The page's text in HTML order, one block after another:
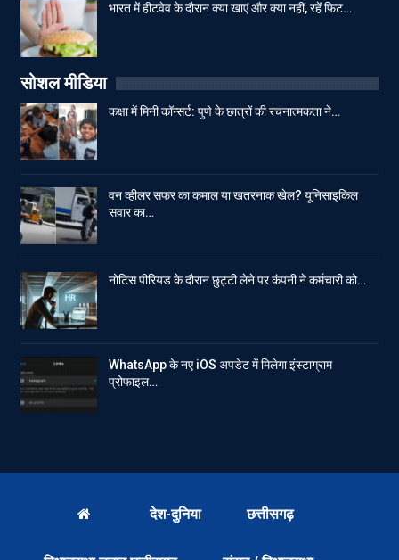
भारत में हीटवेव के दौरान क्या खाएं और क्या नहीं, रहें फिट…
सोशल मीडिया
कक्षा में मिनी कॉन्सर्ट: पुणे के छात्रों की रचनात्मकता ने…
वन व्हीलर सफर का कमाल या खतरनाक खेल? यूनिसाइकिल
सवार का…
नोटिस पीरियड के दौरान छुट्टी लेने पर कंपनी ने कर्मचारी को…
WhatsApp के नए iOS अपडेट में मिलेगा इंस्टाग्राम
प्रोफाइल…
देश-दुनिया छत्तीसगढ़